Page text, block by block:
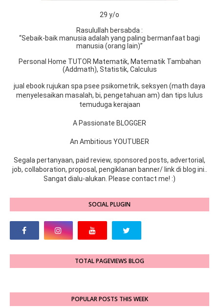
29 y/o
Rasulullah bersabda :
“Sebaik-baik manusia adalah yang paling bermanfaat bagi
manusia (orang lain)”
Personal Home TUTOR Matematik, Matematik Tambahan
(Addmath), Statistik, Calculus
jual ebook rujukan spa psee psikometrik, seksyen (math daya
menyelesaikan masalah, bi, pengetahuan am) dan tips lulus
temuduga kerajaan
A Passionate BLOGGER
An Ambitious YOUTUBER
Segala pertanyaan, paid review, sponsored posts, advertorial,
job, collaboration, proposal, pengiklanan banner/ link di blog ini..
Sangat dialu-alukan. Please contact me! :)
SOCIAL PLUGIN
TOTAL PAGEVIEWS BLOG
POPULAR POSTS THIS WEEK